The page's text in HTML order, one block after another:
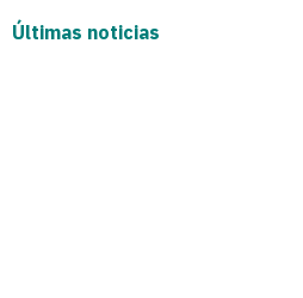
Últimas noticias